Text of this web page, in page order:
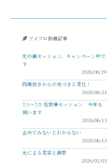
アメブロ新着記事
光の鍼セッション、キャンペーン中で
す
2026/06/29
四毒抜きからの気づきと変化！
2026/06/21
7/3〜7/5 佐世保セッション 今年も
伺います
2026/06/13
止めてみないとわからない
2026/06/13
光による変容と洞察
2026/02/03